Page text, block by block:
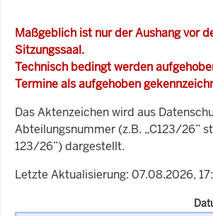
Maßgeblich ist nur der Aushang vor
Sitzungssaal.
Technisch bedingt werden
Termine als aufgehoben
Das Aktenzeichen wird aus
Abteilungsnummer (z.B. „C123/26”
123/26”) dargestellt.
Letzte Aktualisierung: 07.08.2026,